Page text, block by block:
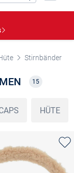
Stirnbänder
15
HÜTE